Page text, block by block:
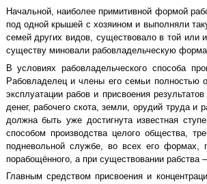
Начальной, наиболее примитивной формой
под одной крышей с хозяином и выполняли
семей других видов, существовало в той или
существу миновали рабовладельческую
В условиях рабовладельческого способа
Рабовладелец и члены его семьи полностью
эксплуатации рабов и присвоения
денег, рабочего скота, земли, орудий труда
должна быть уже достигнута известная
способом производства целого общества,
подневольной службе, во всех его формах,
порабощённого, а при существовании
Главным средством присвоения и